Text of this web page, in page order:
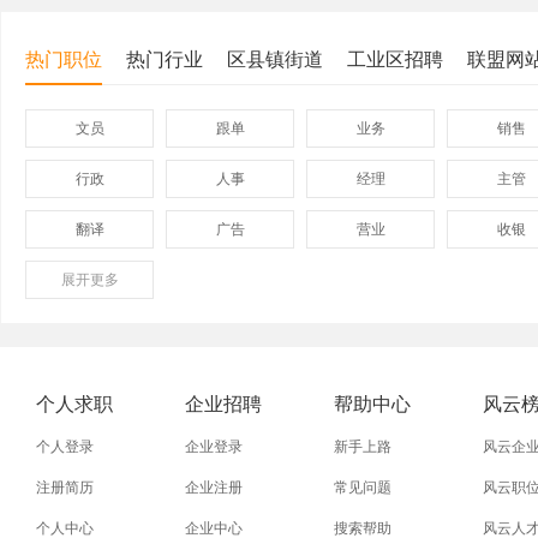
热门职位 热门行业 区县镇街道 工业区招聘 联盟网
文员 跟单 业务 销售
行政 人事 经理 主管
翻译 广告 营业 收银
保险
展开更多
个人求职
个人登录
注册简历
个人中心
企业招聘
企业登录
企业注册
企业中心
帮助中心
新手上路
常见问题
搜索帮助
风云
风云企
风云职
风云人